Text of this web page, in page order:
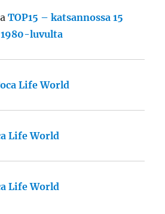
TOP15 – katsannossa 15
1980-luvulta
Life World
Life World
Life World